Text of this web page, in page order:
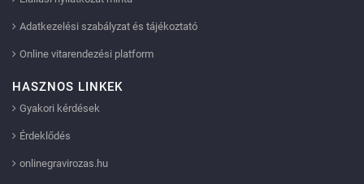
Adatkezelési szabályzat és tájékoztató
Online vitarendezési platform
HASZNOS LINKEK
Gyakori kérdések
Érdeklődés
onlinegravirozas.hu